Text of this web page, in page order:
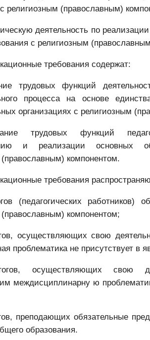
религиозным (православным)
деятельность по
с религиозным
требования содержат:
трудовых функций
процесса на основе
организациях с религиозным
трудовых функций
и реализации основных
компонентом.
требования
(педагогических работников)
компонентом;
осуществляющих свою
проблематика не присутствует в
осуществляющих свою
междисциплинарну ю
преподающих обязательные
образования.